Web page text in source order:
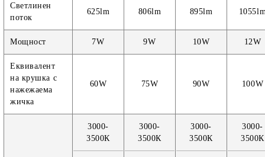
Светлинен
поток
625lm 806lm 895lm
Мощност 7W 9W 10W 12W
Еквивалент
на крушка с
нажежаема
жичка
60W 75W 90W 100W
3000-
3500К
3000-
3500К
3000-
3500К
3000-
3500К